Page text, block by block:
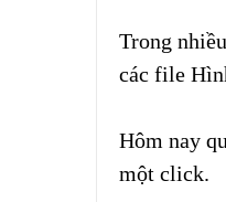
Trong
các file
Hôm nay
một click.